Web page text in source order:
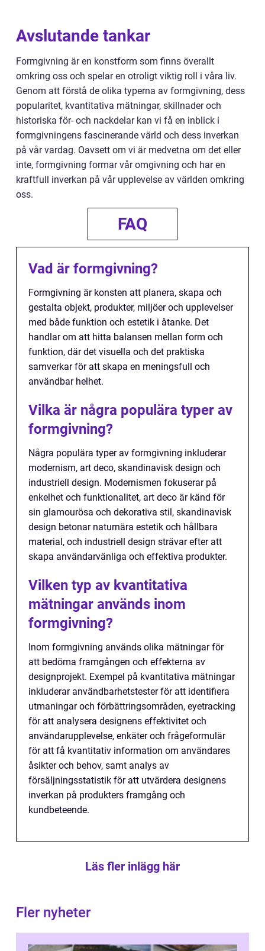
Avslutande tankar
Formgivning är en konstform som finns överallt
omkring oss och spelar en otroligt viktig roll i våra liv.
Genom att förstå de olika typerna av formgivning, dess
popularitet, kvantitativa mätningar, skillnader och
historiska för- och nackdelar kan vi få en inblick i
formgivningens fascinerande värld och dess inverkan
på vår vardag. Oavsett om vi är medvetna om det eller
inte, formgivning formar vår omgivning och har en
kraftfull inverkan på vår upplevelse av världen omkring
oss.
FAQ
Vad är formgivning?
Formgivning är konsten att planera, skapa och
gestalta objekt, produkter, miljöer och upplevelser
med både funktion och estetik i åtanke. Det
handlar om att hitta balansen mellan form och
funktion, där det visuella och det praktiska
samverkar för att skapa en meningsfull och
användbar helhet.
Vilka är några populära typer av
formgivning?
Några populära typer av formgivning inkluderar
modernism, art deco, skandinavisk design och
industriell design. Modernismen fokuserar på
enkelhet och funktionalitet, art deco är känd för
sin glamourösa och dekorativa stil, skandinavisk
design betonar naturnära estetik och hållbara
material, och industriell design strävar efter att
skapa användarvänliga och effektiva produkter.
Vilken typ av kvantitativa
mätningar används inom
formgivning?
Inom formgivning används olika mätningar för
att bedöma framgången och effekterna av
designprojekt. Exempel på kvantitativa mätningar
inkluderar användbarhetstester för att identifiera
utmaningar och förbättringsområden, eyetracking
för att analysera designens effektivitet och
användarupplevelse, enkäter och frågeformulär
för att få kvantitativ information om användares
åsikter och behov, samt analys av
försäljningsstatistik för att utvärdera designens
inverkan på produkters framgång och
kundbeteende.
Läs fler inlägg här
Fler nyheter